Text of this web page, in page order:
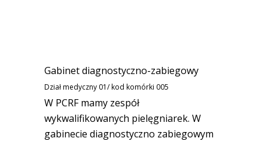
Gabinet diagnostyczno-zabiegowy
Dział medyczny 01/ kod komórki 005
W PCRF mamy zespół
wykwalifikowanych pielęgniarek. W
gabinecie diagnostyczno zabiegowym